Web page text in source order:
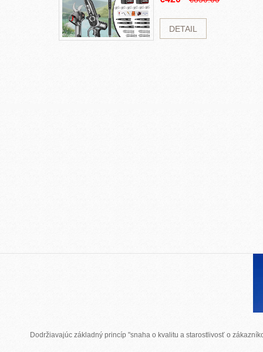
DETAIL
Dodržiavajúc základný princíp "snaha o kvalitu a starostlivosť o